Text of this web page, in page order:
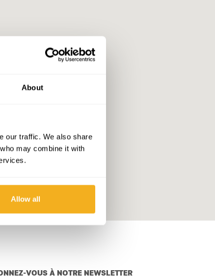
About
our traffic. We also share
may combine it with
Allow all
VOUS À NOTRE NEWSLETTER